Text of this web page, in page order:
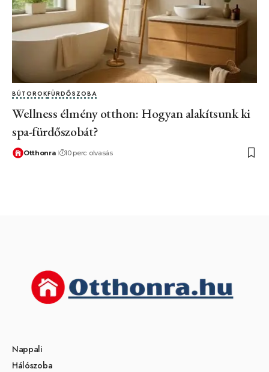
BÚTOROKFÜRDŐSZOBA
Wellness élmény otthon: Hogyan alakítsunk ki
spa-fürdőszobát?
Otthonra 10 perc olvasás
Nappali
Hálószoba